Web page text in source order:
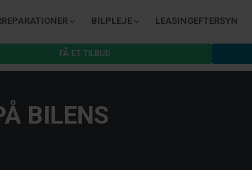
BILPLEJE LEASINGEFTERSYN
FÅ ET TILBUD
BILENS